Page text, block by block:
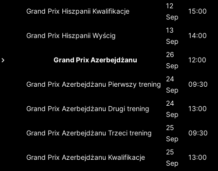
Grand Prix Hiszpanii Kwalifikacje
12
Sep
15:00
Grand Prix Hiszpanii Wyścig
13
Sep
14:00
Grand Prix Azerbejdżanu
26
Sep
12:00
Grand Prix Azerbejdżanu Pierwszy trening
24
Sep
09:30
Grand Prix Azerbejdżanu Drugi trening
24
Sep
13:00
Grand Prix Azerbejdżanu Trzeci trening
25
Sep
09:30
Grand Prix Azerbejdżanu Kwalifikacje
25
Sep
13:00